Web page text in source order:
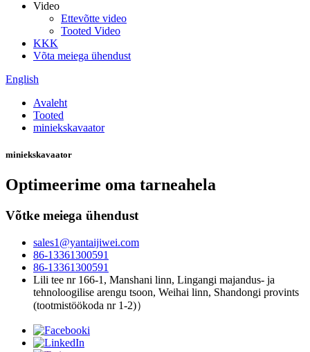
Video
Ettevõtte video
Tooted Video
KKK
Võta meiega ühendust
English
Avaleht
Tooted
miniekskavaator
miniekskavaator
Optimeerime oma tarneahela
Võtke meiega ühendust
sales1@yantaijiwei.com
86-13361300591
86-13361300591
Lili tee nr 166-1, Manshani linn, Lingangi majandus- ja
tehnoloogilise arengu tsoon, Weihai linn, Shandongi provints
(tootmistöökoda nr 1-2)）